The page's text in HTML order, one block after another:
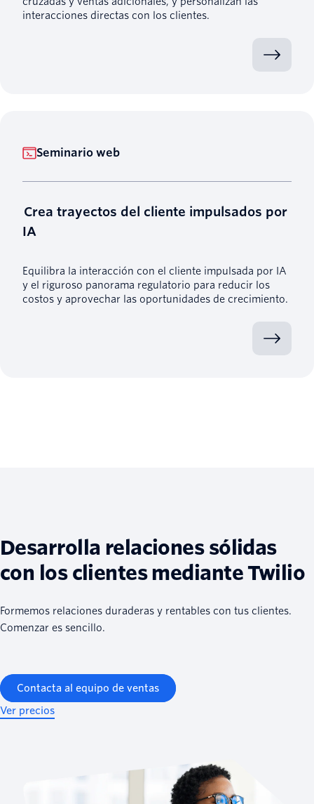
interacciones directas con los clientes.
Seminario web
Crea trayectos del cliente impulsados por
IA
Equilibra la interacción con el cliente impulsada por IA
y el riguroso panorama regulatorio para reducir los
costos y aprovechar las oportunidades de crecimiento.
Desarrolla relaciones sólidas
con los clientes mediante Twilio
Formemos relaciones duraderas y rentables con tus clientes.
Comenzar es sencillo.
Contacta al equipo de ventas
Ver precios